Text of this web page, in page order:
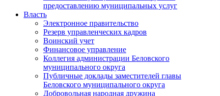
предоставлению муниципальных услуг
Власть
Электронное правительство
Резерв управленческих кадров
Воинский учет
Финансовое управление
Коллегия администрации Беловского
муниципального округа
Публичные доклады заместителей главы
Беловского муниципального округа
Добровольная народная дружина